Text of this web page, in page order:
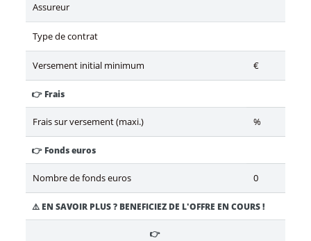
Assureur
Type de contrat
Versement initial minimum €
👉 Frais
Frais sur versement (maxi.) %
👉 Fonds euros
Nombre de fonds euros 0
⚠️ EN SAVOIR PLUS ? BENEFICIEZ DE L'OFFRE EN COURS !
👉